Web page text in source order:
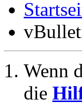
Wenn
die